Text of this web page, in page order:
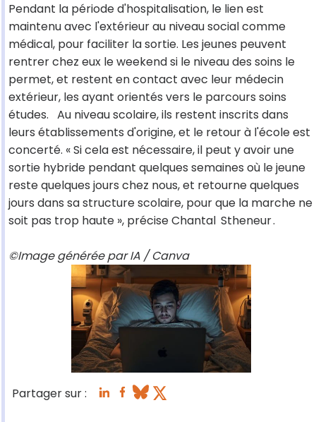
Pendant la période d'hospitalisation, le lien est
maintenu avec l'extérieur au niveau social comme
médical, pour faciliter la sortie. Les jeunes peuvent
rentrer chez eux le weekend si le niveau des soins le
permet, et restent en contact avec leur médecin
extérieur, les ayant orientés vers le parcours soins
études. Au niveau scolaire, ils restent inscrits dans
leurs établissements d'origine, et le retour à l'école est
concerté. « Si cela est nécessaire, il peut y avoir une
sortie hybride pendant quelques semaines où le jeune
reste quelques jours chez nous, et retourne quelques
jours dans sa structure scolaire, pour que la marche ne
soit pas trop haute », précise Chantal Stheneur.
©Image générée par IA / Canva
Partager sur :